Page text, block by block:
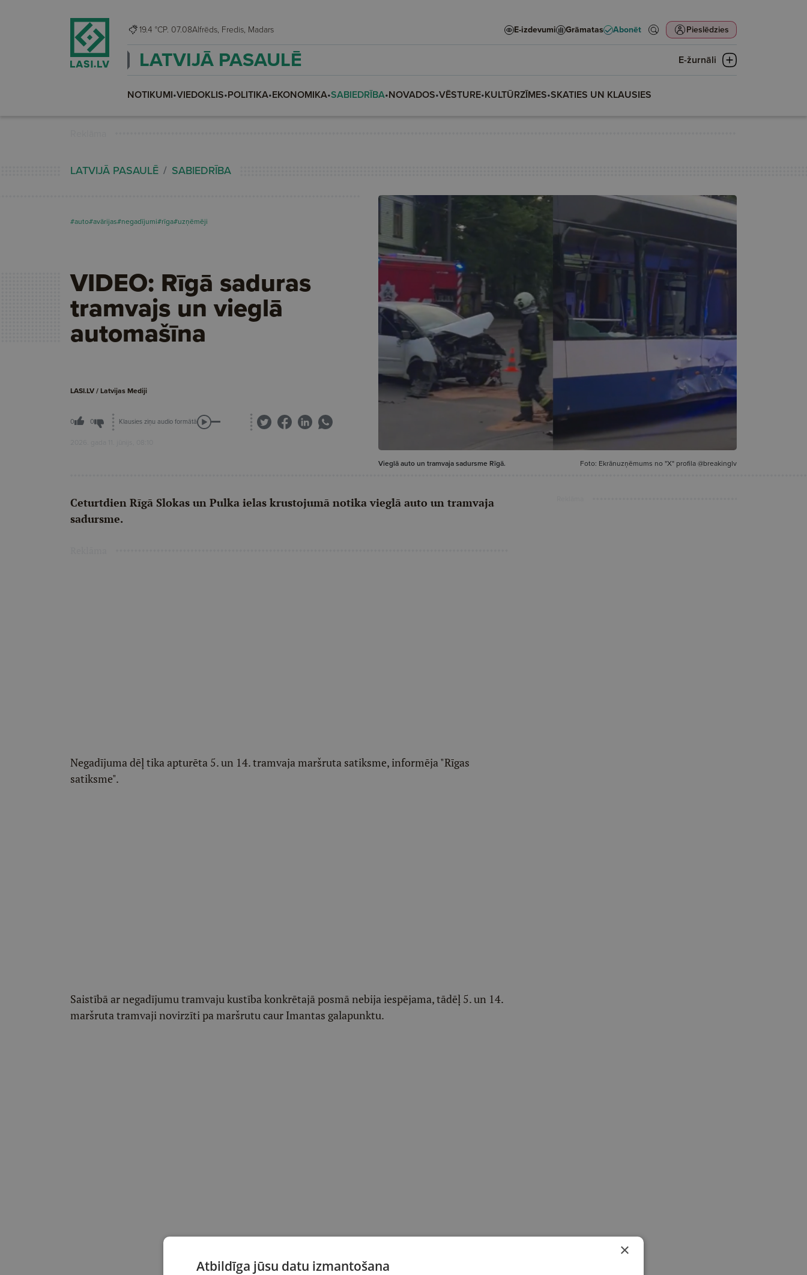
19.4 °CP. 07.08 Alfrēds, Fredis, Madars E-izdevumi Grāmatas Abonēt Pieslēdzies
LATVIJĀ PASAULĒ E-žurnāli
NOTIKUMI•VIEDOKLIS•POLITIKA•EKONOMIKA•SABIEDRĪBA•NOVADOS•VĒSTURE•KULTŪRZĪMES•SKATIES UN KLAUSIES
LATVIJĀ PASAULĒ SABIEDRĪBA
#auto#avārijas#negadījumi#rīga#uzņēmēji
VIDEO: Rīgā saduras
tramvajs un vieglā
automašīna
LASI.LV / Latvijas Mediji
0 0 Klausies ziņu audio formātā
2026. gada 11. jūnijs, 08:10
Vieglā auto un tramvaja sadursme Rīgā.
Foto: Ekrānuzņēmums no "X" profila @breakinglv
Ceturtdien Rīgā Slokas un Pulka ielas krustojumā notika vieglā auto un tramvaja
sadursme.
Negadījuma dēļ tika apturēta 5. un 14. tramvaja maršruta satiksme, informēja "Rīgas
satiksme".
Saistībā ar negadījumu tramvaju kustība konkrētajā posmā nebija iespējama, tādēļ 5. un 14.
maršruta tramvaji novirzīti pa maršrutu caur Imantas galapunktu.
×
Atbildīga jūsu datu izmantošana